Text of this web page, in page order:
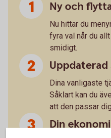
Ny och
Nu hittar du
fyra val når du
smidigt.
Dina vanligaste
Såklart kan du
att den passar
Din